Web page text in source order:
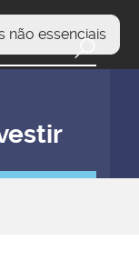
não essenciais